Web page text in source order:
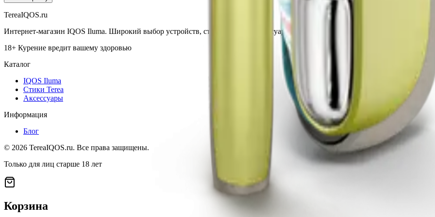
TereaIQOS.ru
Интернет-магазин IQOS Iluma. Широкий выбор устройств, стиков Terea и аксессуаров по выгодным ценам с доставкой по
18+ Курение вредит вашему здоровью
Каталог
IQOS Iluma
Стики Terea
Аксессуары
Информация
Блог
© 2026 TereaIQOS.ru. Все права защищены.
Только для лиц старше 18 лет
Корзина